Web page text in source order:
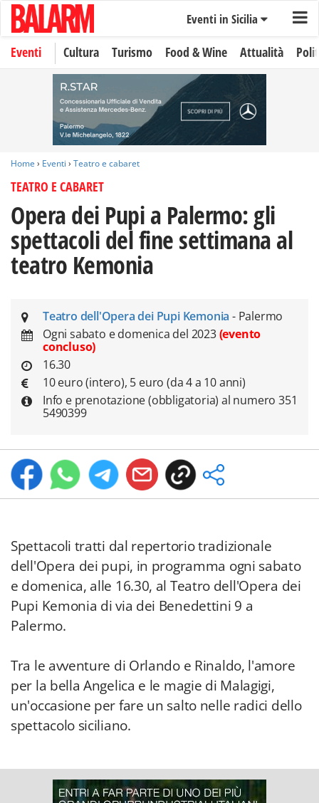
Eventi in Sicilia
Eventi Cultura Turismo Food & Wine Attualità
Home › Eventi › Teatro e cabaret
TEATRO E CABARET
Opera dei Pupi a Palermo: gli
spettacoli del fine settimana al
teatro Kemonia
Teatro dell'Opera dei Pupi Kemonia - Palermo
Ogni sabato e domenica del 2023(evento
concluso)
16.30
10 euro (intero), 5 euro (da 4 a 10 anni)
Info e prenotazione (obbligatoria) al numero 351
5490399
Spettacoli tratti dal repertorio tradizionale
dell'Opera dei pupi, in programma ogni sabato
e domenica, alle 16.30, al Teatro dell'Opera dei
Pupi Kemonia di via dei Benedettini 9 a
Palermo.
Tra le avventure di Orlando e Rinaldo, l'amore
per la bella Angelica e le magie di Malagigi,
un'occasione per fare un salto nelle radici dello
spettacolo siciliano.